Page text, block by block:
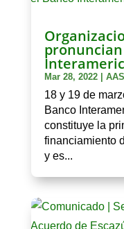
Mar 28, 2022|
18 y 19 de
Banco
constituye la
financiamiento
y es...